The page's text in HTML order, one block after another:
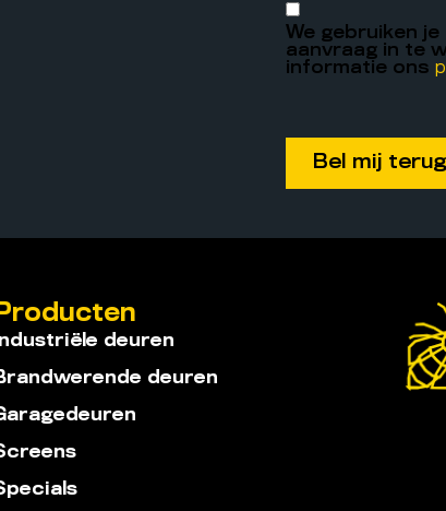
We gebruiken
aanvraag in te
informatie ons
Industriële deuren
deuren